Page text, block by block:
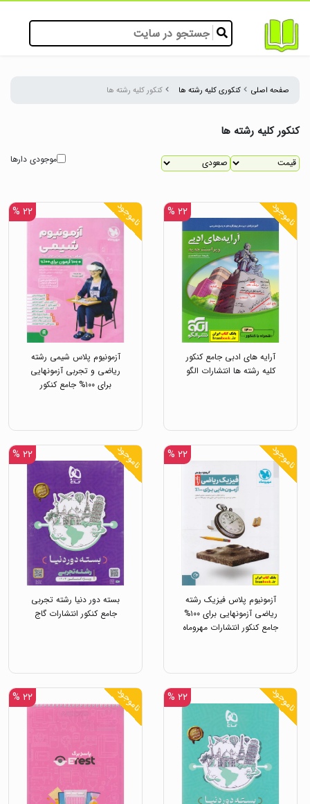
صفحه اصلی کنکوری کلیه رشته ها کنکور کلیه رشته ها
کنکور کلیه رشته ها
موجودی دارها
ناموجود ۲۲ %
آرایه های ادبی جامع کنکور
کلیه رشته ها انتشارات الگو
ناموجود ۲۲ %
آزمونیوم پلاس شیمی رشته
ریاضی و تجربی آزمونهایی
برای ۱۰۰% جامع کنکور
ناموجود ۲۲ %
آزمونیوم پلاس فیزیک رشته
ریاضی آزمونهایی برای ۱۰۰%
جامع کنکور انتشارات مهروماه
ناموجود ۲۲ %
بسته دور دنیا رشته تجربی
جامع کنکور انتشارات گاج
ناموجود ۲۲ % ناموجود ۲۲ %